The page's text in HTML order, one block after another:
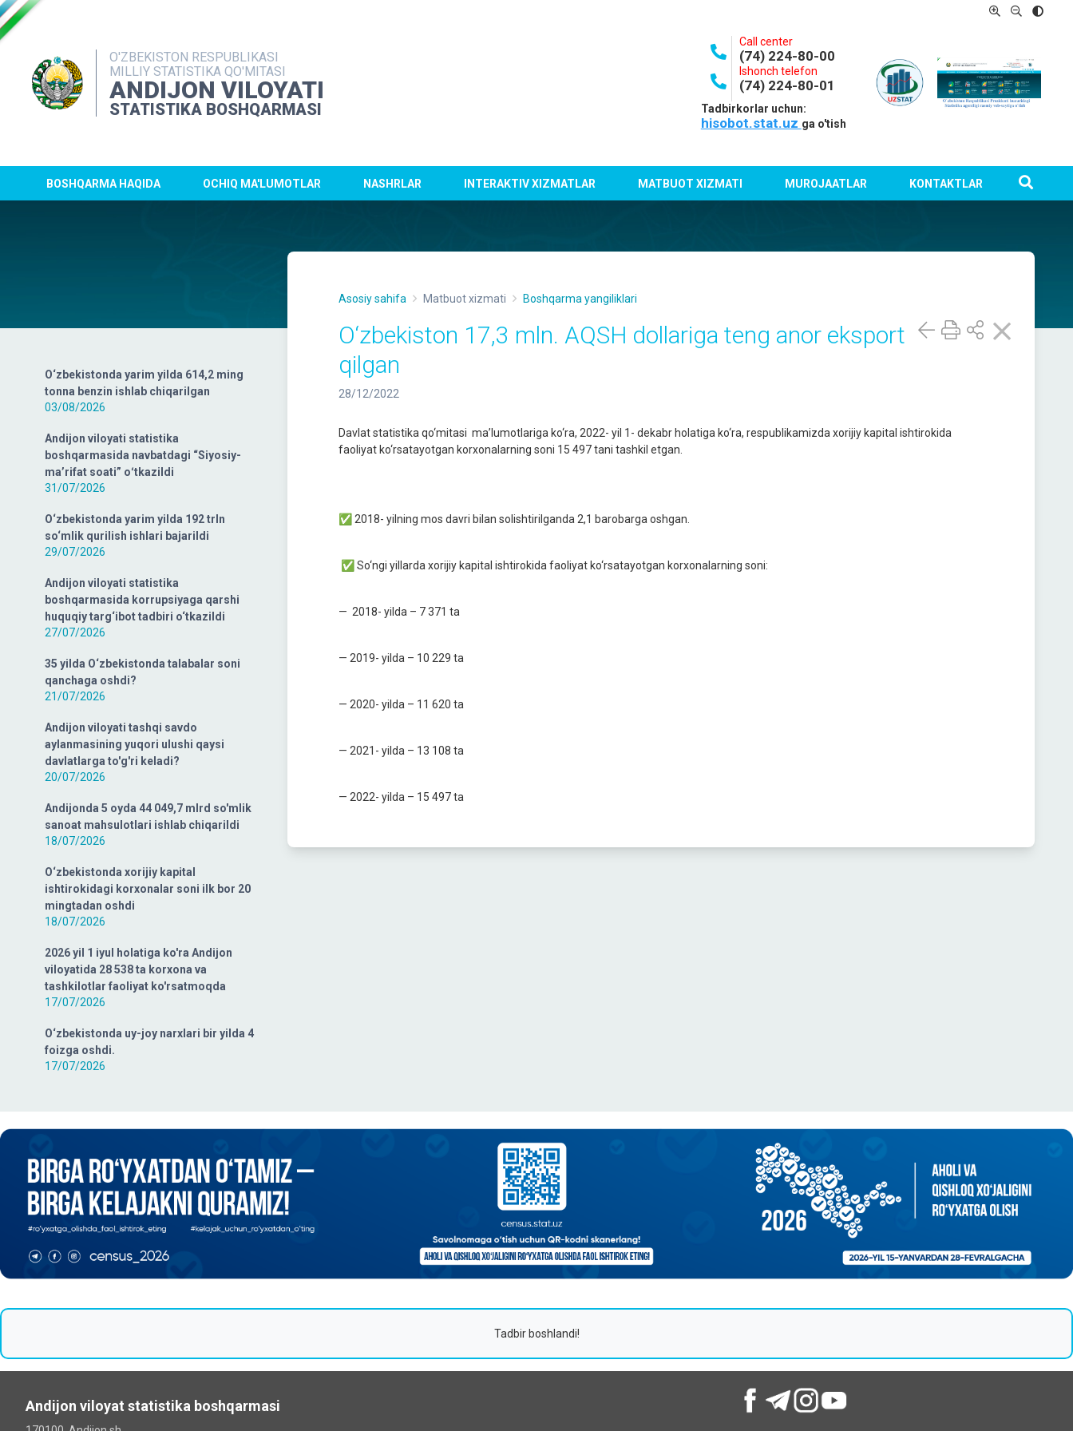
O'ZBEKISTON RESPUBLIKASI
MILLIY STATISTIKA QO'MITASI
ANDIJON VILOYATI
STATISTIKA BOSHQARMASI
Call center
(74) 224-80-00
Ishonch telefon
(74) 224-80-01
Tadbirkorlar uchun:
hisobot.stat.uz ga o'tish
BOSHQARMA HAQIDA OCHIQ MA'LUMOTLAR NASHRLAR INTERAKTIV XIZMATLAR MATBUOT XIZMATI MUROJAATLAR KONTAKTLAR
O‘zbekistonda yarim yilda 614,2 ming
tonna benzin ishlab chiqarilgan
03/08/2026
Andijon viloyati statistika
boshqarmasida navbatdagi “Siyosiy-
ma’rifat soati” oʻtkazildi
31/07/2026
O‘zbekistonda yarim yilda 192 trln
so‘mlik qurilish ishlari bajarildi
29/07/2026
Andijon viloyati statistika
boshqarmasida korrupsiyaga qarshi
huquqiy targ‘ibot tadbiri o‘tkazildi
27/07/2026
35 yilda O‘zbekistonda talabalar soni
qanchaga oshdi?
21/07/2026
Andijon viloyati tashqi savdo
aylanmasining yuqori ulushi qaysi
davlatlarga to'g'ri keladi?
20/07/2026
Andijonda 5 oyda 44 049,7 mlrd so'mlik
sanoat mahsulotlari ishlab chiqarildi
18/07/2026
O‘zbekistonda xorijiy kapital
ishtirokidagi korxonalar soni ilk bor 20
mingtadan oshdi
18/07/2026
2026 yil 1 iyul holatiga ko'ra Andijon
viloyatida 28 538 ta korxona va
tashkilotlar faoliyat ko'rsatmoqda
17/07/2026
O‘zbekistonda uy-joy narxlari bir yilda 4
foizga oshdi.
17/07/2026
Asosiy sahifa Matbuot xizmati Boshqarma yangiliklari
O‘zbekiston 17,3 mln. AQSH dollariga teng anor eksport
qilgan
28/12/2022
Davlat statistika qo‘mitasi maʼlumotlariga ko‘ra, 2022- yil 1- dekabr holatiga ko‘ra, respublikamizda xorijiy kapital ishtirokida
faoliyat ko‘rsatayotgan korxonalarning soni 15 497 tani tashkil etgan.
✅ 2018- yilning mos davri bilan solishtirilganda 2,1 barobarga oshgan.
✅ So‘ngi yillarda xorijiy kapital ishtirokida faoliyat ko‘rsatayotgan korxonalarning soni:
— 2018- yilda – 7 371 ta
— 2019- yilda – 10 229 ta
— 2020- yilda – 11 620 ta
— 2021- yilda – 13 108 ta
— 2022- yilda – 15 497 ta
Tadbir boshlandi!
Andijon viloyat statistika boshqarmasi